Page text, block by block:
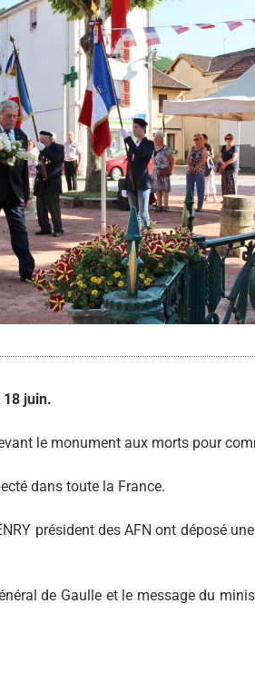
juin.
le monument aux morts pour
dans toute la France.
président des AFN ont déposé
de Gaulle et le message du